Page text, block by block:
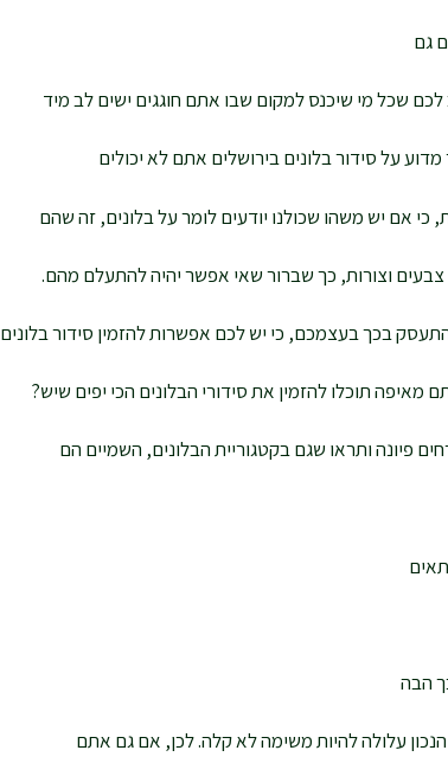
גם
שכל מי שיכנס למקום שבו אתם חוגגים ישים לב מיד
על סידור בלונים בירושלים אתם לא יכולים
כי אם יש משהו שכולנו יודעים לומר על בלונים, זה שהם
וצורות, כך שברור שאי אפשר יהיה להתעלם מהם.
בכך בעצמכם, כי יש לכם אפשרות להזמין סידור בלונים
מאיפה תוכלו להזמין את סידורי הבלונים הכי יפים שיש?
פיונה ותראו שגם בקטגוריית הבלונים, השמיים הם
הבה
הנכון עלולה להיות משימה לא קלה. לכן, אם גם אתם